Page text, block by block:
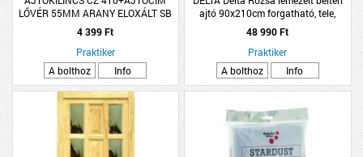
LŐVÉR 55MM ARANY ELOXÁLT SB
4 399 Ft
Praktiker
A bolthoz
Info
ajtó 90x210cm forgatható, tele,
blokktok
48 990 Ft
Praktiker
A bolthoz
Info